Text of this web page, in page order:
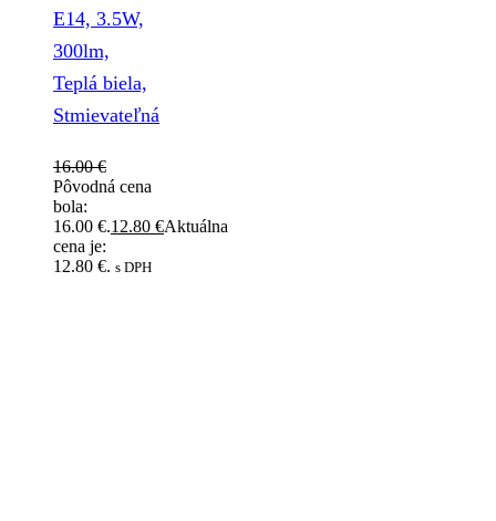
E14, 3.5W,
300lm,
Teplá biela,
Stmievateľná
16.00€
Pôvodná cena
bola:
16.00 €.12.80 €Aktuálna
cena je:
12.80 €. s DPH